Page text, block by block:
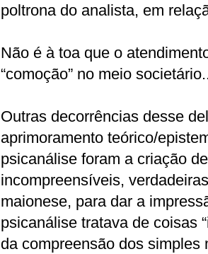
poltrona do analista, em
Não é à toa que o
“comoção” no meio
Outras decorrências desse
aprimoramento teórico/
psicanálise foram a criação
incompreensíveis,
maionese, para dar a
psicanálise tratava de coisas
da compreensão dos simples